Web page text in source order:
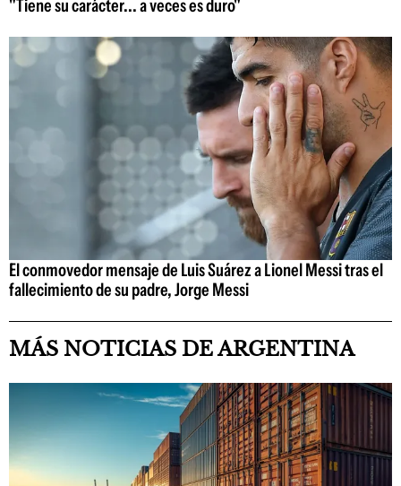
"Tiene su carácter... a veces es duro"
El conmovedor mensaje de Luis Suárez a Lionel Messi tras el
fallecimiento de su padre, Jorge Messi
MÁS NOTICIAS DE ARGENTINA